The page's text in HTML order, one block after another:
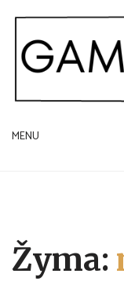
content
receptų žurnalas
MENU
Žyma: